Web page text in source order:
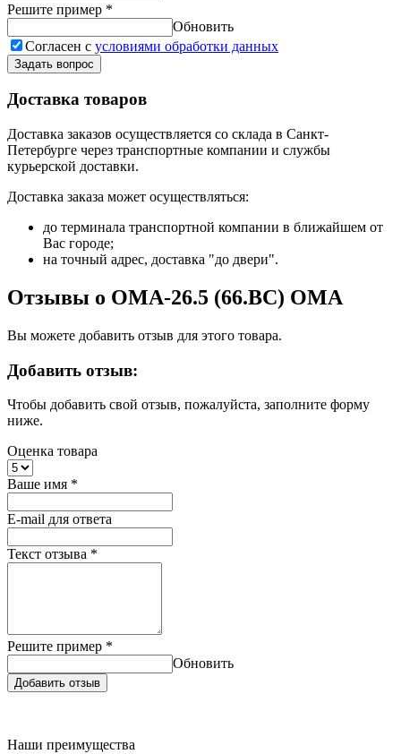
Решите пример *
Обновить
Согласен с условиями обработки данных
Задать вопрос
Доставка товаров
Доставка заказов осуществляется со склада в Санкт-
Петербурге через транспортные компании и службы
курьерской доставки.
Доставка заказа может осуществляться:
до терминала транспортной компании в ближайшем от
Вас городе;
на точный адрес, доставка "до двери".
Отзывы о OMA-26.5 (66.ВС) ОМА
Вы можете добавить отзыв для этого товара.
Добавить отзыв:
Чтобы добавить свой отзыв, пожалуйста, заполните форму
ниже.
Оценка товара
Ваше имя *
E-mail для ответа
Текст отзыва *
Решите пример *
Обновить
Добавить отзыв
Наши преимущества